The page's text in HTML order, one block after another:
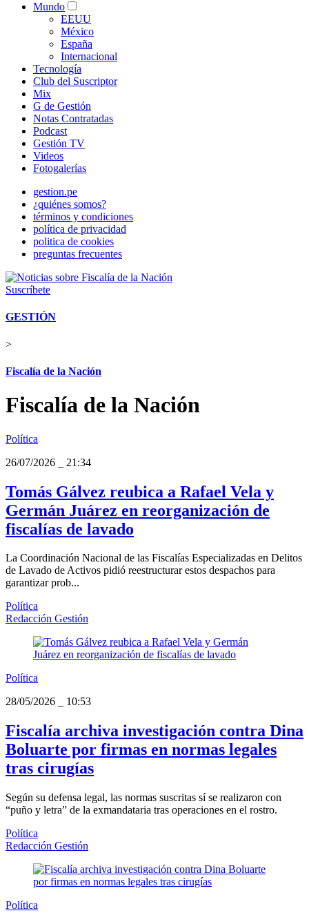
Mundo
EEUU
México
España
Internacional
Tecnología
Club del Suscriptor
Mix
G de Gestión
Notas Contratadas
Podcast
Gestión TV
Videos
Fotogalerías
gestion.pe
¿quiénes somos?
términos y condiciones
política de privacidad
politica de cookies
preguntas frecuentes
Suscríbete
GESTIÓN
>
Fiscalía de la Nación
Fiscalía de la Nación
Política
26/07/2026
21:34
Tomás Gálvez reubica a Rafael Vela y
Germán Juárez en reorganización de
fiscalías de lavado
La Coordinación Nacional de las Fiscalías Especializadas en Delitos
de Lavado de Activos pidió reestructurar estos despachos para
garantizar prob...
Política
Redacción Gestión
Política
28/05/2026
10:53
Fiscalía archiva investigación contra Dina
Boluarte por firmas en normas legales
tras cirugías
Según su defensa legal, las normas suscritas sí se realizaron con
“puño y letra” de la exmandataria tras operaciones en el rostro.
Política
Redacción Gestión
Política